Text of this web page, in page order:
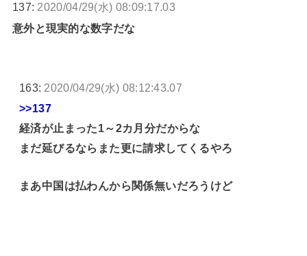
137: 2020/04/29(水) 08:09:17.03
意外と現実的な数字だな
163: 2020/04/29(水) 08:12:43.07
>>137
経済が止まった1～2カ月分だからな
まだ延びるならまた更に請求してくるやろ
まあ中国は払わんから関係無いだろうけど